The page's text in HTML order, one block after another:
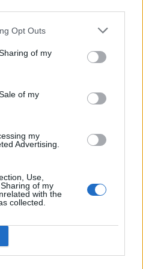
Opt Outs
of my
of my
my
Advertising.
Use,
of my
with the
collected.
rów­nież wy­
– charakterystyka
zbio­ro­wo­ści w sy­
Omów za­gad­nie­nie
Hen­ry­ka Sien­
wy­bra­ny kon­
(Potop) –